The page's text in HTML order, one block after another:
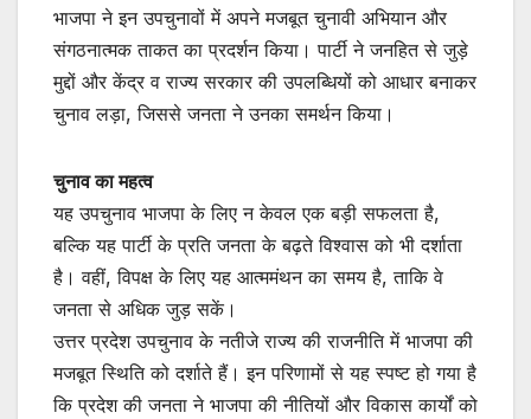
भाजपा ने इन उपचुनावों में अपने मजबूत चुनावी अभियान और
संगठनात्मक ताकत का प्रदर्शन किया। पार्टी ने जनहित से जुड़े
मुद्दों और केंद्र व राज्य सरकार की उपलब्धियों को आधार बनाकर
चुनाव लड़ा, जिससे जनता ने उनका समर्थन किया।
चुनाव का महत्व
यह उपचुनाव भाजपा के लिए न केवल एक बड़ी सफलता है,
बल्कि यह पार्टी के प्रति जनता के बढ़ते विश्वास को भी दर्शाता
है। वहीं, विपक्ष के लिए यह आत्ममंथन का समय है, ताकि वे
जनता से अधिक जुड़ सकें।
उत्तर प्रदेश उपचुनाव के नतीजे राज्य की राजनीति में भाजपा की
मजबूत स्थिति को दर्शाते हैं। इन परिणामों से यह स्पष्ट हो गया है
कि प्रदेश की जनता ने भाजपा की नीतियों और विकास कार्यों को